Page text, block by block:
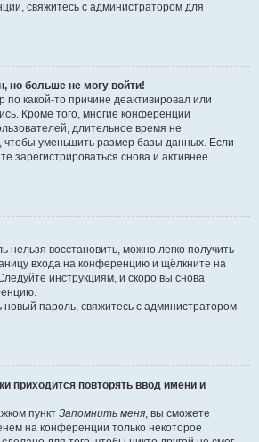
свяжитесь с администратором для
но больше не могу войти!
какой-то причине деактивировал или
Кроме того, многие конференции
длительное время не
уменьшить размер базы данных. Если
зарегистрироваться снова и активнее
нельзя восстановить, можно легко получить
входа на конференцию и щёлкните на
инструкциям, и скоро вы снова
новый пароль, свяжитесь с администратором
приходится повторять ввод имени и
пункт Запомнить меня, вы сможете
на конференции только некоторое